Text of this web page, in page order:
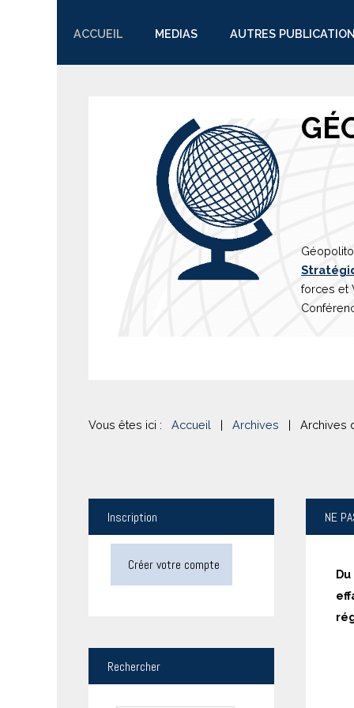
ACCUEIL MEDIAS AUTRES
forces et
Vous êtes ici : Accueil | Archives | Archives
NE
Inscription
Créer votre compte
Rechercher